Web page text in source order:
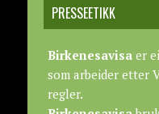
PRESSEETIKK
Birkenesavisaer
som arbeider etter
regler.